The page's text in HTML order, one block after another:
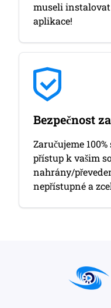
museli
aplikace!
Bezpečnost
Zaručujeme
přístup k vašim
nahrány/
nepřístupné a